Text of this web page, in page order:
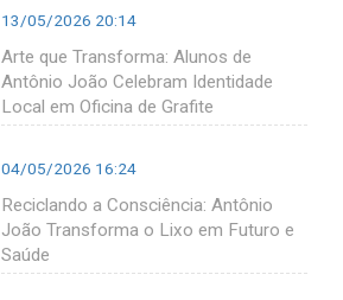
13/05/2026 20:14
Arte que Transforma: Alunos de
Antônio João Celebram Identidade
Local em Oficina de Grafite
04/05/2026 16:24
Reciclando a Consciência: Antônio
João Transforma o Lixo em Futuro e
Saúde